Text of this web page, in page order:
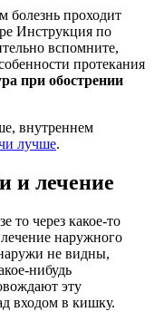
болезнь проходит
Инструкция по
вспомните,
протекания
при обострении
внутреннем
лучше.
и лечение
то через какое-то
наружного
не видны,
нибудь
эту
входом в кишку.